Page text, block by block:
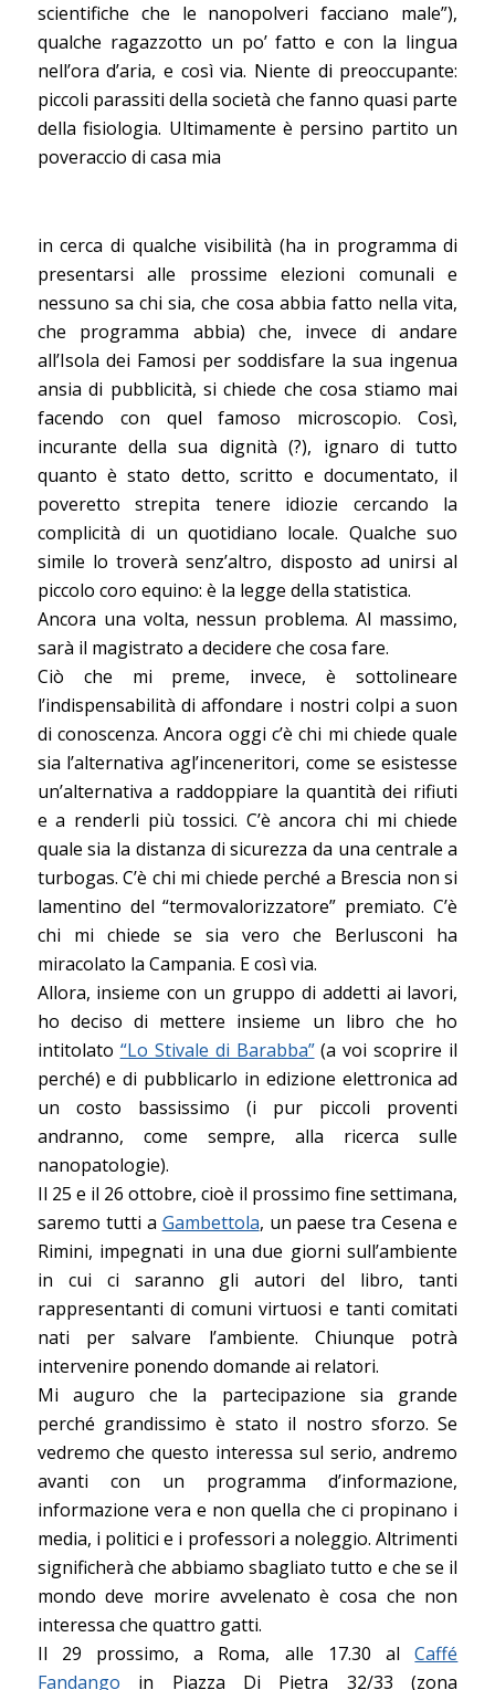
scientifiche che le nanopolveri facciano male”),
qualche ragazzotto un po’ fatto e con la lingua
nell’ora d’aria, e così via. Niente di preoccupante:
piccoli parassiti della società che fanno quasi parte
della fisiologia. Ultimamente è persino partito un
poveraccio di casa mia
in cerca di qualche visibilità (ha in programma di
presentarsi alle prossime elezioni comunali e
nessuno sa chi sia, che cosa abbia fatto nella vita,
che programma abbia) che, invece di andare
all’Isola dei Famosi per soddisfare la sua ingenua
ansia di pubblicità, si chiede che cosa stiamo mai
facendo con quel famoso microscopio. Così,
incurante della sua dignità (?), ignaro di tutto
quanto è stato detto, scritto e documentato, il
poveretto strepita tenere idiozie cercando la
complicità di un quotidiano locale. Qualche suo
simile lo troverà senz’altro, disposto ad unirsi al
piccolo coro equino: è la legge della statistica.
Ancora una volta, nessun problema. Al massimo,
sarà il magistrato a decidere che cosa fare.
Ciò che mi preme, invece, è sottolineare
l’indispensabilità di affondare i nostri colpi a suon
di conoscenza. Ancora oggi c’è chi mi chiede quale
sia l’alternativa agl’inceneritori, come se esistesse
un’alternativa a raddoppiare la quantità dei rifiuti
e a renderli più tossici. C’è ancora chi mi chiede
quale sia la distanza di sicurezza da una centrale a
turbogas. C’è chi mi chiede perché a Brescia non si
lamentino del “termovalorizzatore” premiato. C’è
chi mi chiede se sia vero che Berlusconi ha
miracolato la Campania. E così via.
Allora, insieme con un gruppo di addetti ai lavori,
ho deciso di mettere insieme un libro che ho
intitolato “Lo Stivale di Barabba”(a voi scoprire il
perché) e di pubblicarlo in edizione elettronica ad
un costo bassissimo (i pur piccoli proventi
andranno, come sempre, alla ricerca sulle
nanopatologie).
Il 25 e il 26 ottobre, cioè il prossimo fine settimana,
saremo tutti a Gambettola, un paese tra Cesena e
Rimini, impegnati in una due giorni sull’ambiente
in cui ci saranno gli autori del libro, tanti
rappresentanti di comuni virtuosi e tanti comitati
nati per salvare l’ambiente. Chiunque potrà
intervenire ponendo domande ai relatori.
Mi auguro che la partecipazione sia grande
perché grandissimo è stato il nostro sforzo. Se
vedremo che questo interessa sul serio, andremo
avanti con un programma d’informazione,
informazione vera e non quella che ci propinano i
media, i politici e i professori a noleggio. Altrimenti
significherà che abbiamo sbagliato tutto e che se il
mondo deve morire avvelenato è cosa che non
interessa che quattro gatti.
Il 29 prossimo, a Roma, alle 17.30 alCaffé
Fandango in Piazza Di Pietra 32/33 (zona